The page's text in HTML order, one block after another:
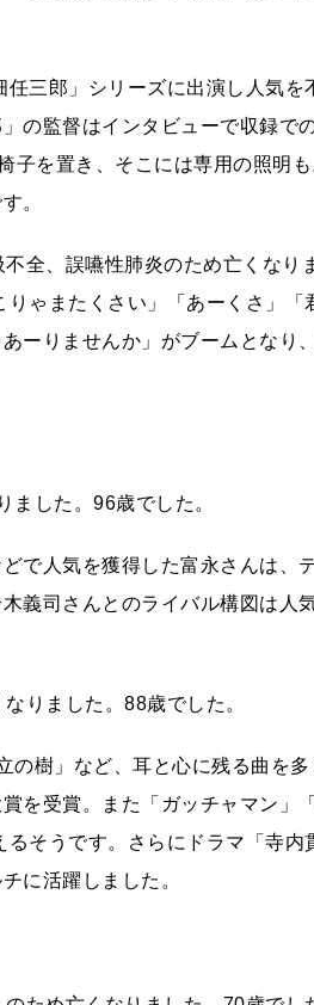
三郎」シリーズに出演し人気を
の監督はインタビューで収録で
子を置き、そこには専用の照明
。
、誤嚥性肺炎のため亡くなり
ゃまたくさい」「あーくさ」「
ーりませんか」がブームとなり
した。96歳でした。
で人気を獲得した富永さんは、
義司さんとのライバル構図は人
りました。88歳でした。
樹」など、耳と心に残る曲を
を受賞。また「ガッチャマン」
そうです。さらにドラマ「寺内
に活躍しました。